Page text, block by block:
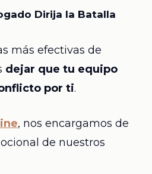
Dirija la Batalla
más efectivas de
dejar que tu equipo
por ti.
, nos encargamos de
de nuestros